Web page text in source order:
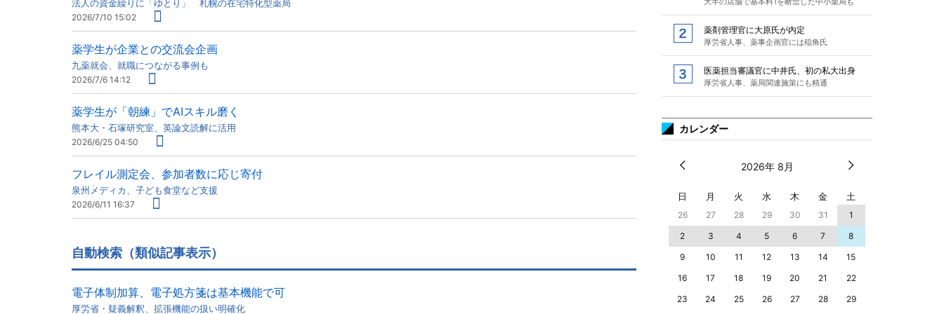
法人の資金繰りに「ゆとり」 札幌の在宅特化型薬局
2026/7/10 15:02
薬学生が企業との交流会企画
九薬就会、就職につながる事例も
2026/7/6 14:12
薬学生が「朝練」でAIスキル磨く
熊本大・石塚研究室、英論文読解に活用
2026/6/25 04:50
フレイル測定会、参加者数に応じ寄付
泉州メディカ、子ども食堂など支援
2026/6/11 16:37
自動検索（類似記事表示）
電子体制加算、電子処方箋は基本機能で可
厚労省・疑義解釈、拡張機能の扱い明確化
薬剤管理官に大原氏が内定
厚労省人事、薬事企画官には稲角氏
医薬担当審議官に中井氏、初の私大出身
厚労省人事、薬局関連施策にも精通
カレンダー
2026年 8月
日 月 火 水 木 金 土
26 27 28 29 30 31
1
2
3 4 5 6 7
8
9
10 11 12 13 14
15
16
17 18 19 20 21
22
23
24 25 26 27 28 29